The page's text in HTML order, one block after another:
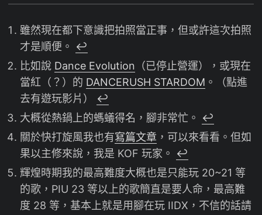
雖然現在都下意識把拍照當正事，但或許這次拍照
才是順便。 ↩︎
比如說 Dance Evolution （已停止營運），或現在
當紅（？）的 DANCERUSH STARDOM 。（點進
去有遊玩影片） ↩︎
大概從熱鍋上的螞蟻得名，腳非常忙。 ↩︎
關於快打旋風我也有寫篇文章 ，可以來看看。但如
果以主修來說，我是 KOF 玩家。 ↩︎
輝煌時期我的最高難度大概也是只能玩 20~21 等
的歌，PIU 23 等以上的歌簡直是要人命，最高難
度 28 等，基本上就是用腳在玩 IIDX，不信的話請